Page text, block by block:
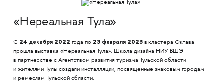
«Нереальная Тула»
С 24 декабря 2022 года по 23 февраля 2023в кластера Октава
прошла выставка «Нереальная Тула». Школа дизайна НИУ ВШЭ
в партнерстве с Агентством развития туризма Тульской области
и жителями Тулы создали инсталляции, посвящённые знаковым городам
и ремеслам Тульской области.